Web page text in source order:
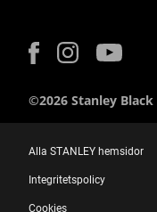
©2026 Stanley
Alla STANLEY hemsidor
Integritetspolicy
Cookies